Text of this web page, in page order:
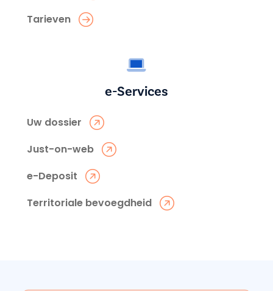
Tarieven
e-Services
Uw dossier
Just-on-web
e-Deposit
Territoriale bevoegdheid